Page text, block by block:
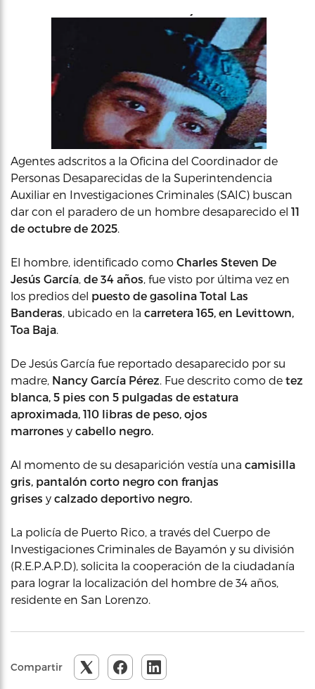
Agentes adscritos a la Oficina del Coordinador de
Personas Desaparecidas de la Superintendencia
Auxiliar en Investigaciones Criminales (SAIC) buscan
dar con el paradero de un hombre desaparecido el 11
de octubre de 2025.
El hombre, identificado como Charles Steven De
Jesús García, de 34 años, fue visto por última vez en
los predios del puesto de gasolina Total Las
Banderas, ubicado en la carretera 165, en Levittown,
Toa Baja.
De Jesús García fue reportado desaparecido por su
madre, Nancy García Pérez. Fue descrito como de tez
blanca, 5 pies con 5 pulgadas de estatura
aproximada, 110 libras de peso, ojos
marrones y cabello negro.
Al momento de su desaparición vestía una camisilla
gris, pantalón corto negro con franjas
grises y calzado deportivo negro.
La policía de Puerto Rico, a través del Cuerpo de
Investigaciones Criminales de Bayamón y su división
(R.E.P.A.P.D), solicita la cooperación de la ciudadanía
para lograr la localización del hombre de 34 años,
residente en San Lorenzo.
Compartir